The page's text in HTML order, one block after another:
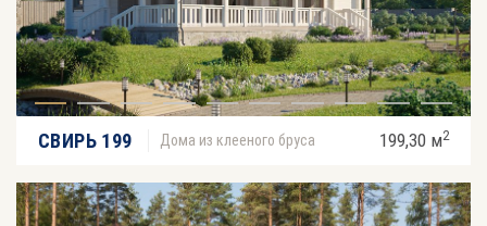
СВИРЬ 199 Дома из клееного бруса 199,30 м2